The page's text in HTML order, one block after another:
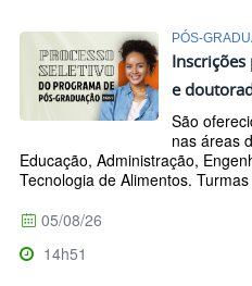
PÓS-
Inscrições
e
São
nas áreas
Educação, Administração,
Tecnologia de Alimentos.
05/08/26
14h51